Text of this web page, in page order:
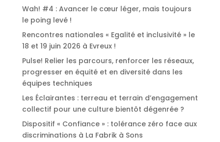
Wah! #4 : Avancer le cœur léger, mais toujours
le poing levé !
Rencontres nationales « Egalité et inclusivité » le
18 et 19 juin 2026 à Evreux !
Pulse! Relier les parcours, renforcer les réseaux,
progresser en équité et en diversité dans les
équipes techniques
Les Éclairantes : terreau et terrain d’engagement
collectif pour une culture bientôt dégenrée ?
Dispositif « Confiance » : tolérance zéro face aux
discriminations à La Fabrik à Sons